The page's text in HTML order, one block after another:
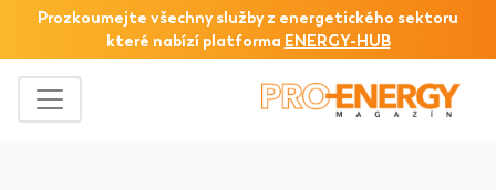
Prozkoumejte všechny služby z energetického sektoru
které nabízí platforma ENERGY-HUB